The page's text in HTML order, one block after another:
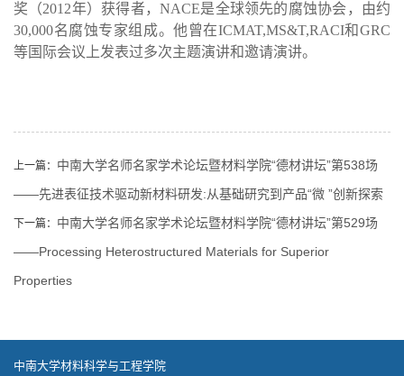
奖（2012年）获得者，NACE是全球领先的腐蚀协会，由约
30,000名腐蚀专家组成。他曾在ICMAT,MS&T,RACI和GRC
等国际会议上发表过多次主题演讲和邀请演讲。
上一篇： 中南大学名师名家学术论坛暨材料学院“德材讲坛”第538场
——先进表征技术驱动新材料研发:从基础研究到产品“微 ”创新探索
下一篇： 中南大学名师名家学术论坛暨材料学院“德材讲坛”第529场
——Processing Heterostructured Materials for Superior
Properties
中南大学材料科学与工程学院